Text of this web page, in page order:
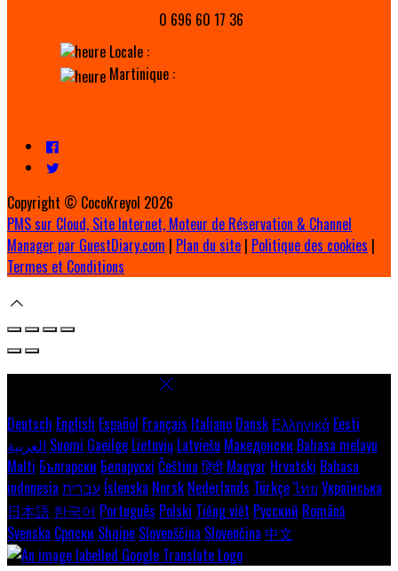
0 696 60 17 36
Locale :
Martinique :
Copyright © CocoKreyol 2026
PMS sur Cloud, Site Internet, Moteur de Réservation & Channel
Manager par GuestDiary.com | Plan du site | Politique des cookies |
Termes et Conditions
Deutsch English Español Français Italiano Dansk Ελληνικά Eesti
العربية Suomi Gaeilge Lietuvių Latviešu Македонски Bahasa melayu
Malti Български Беларускі Čeština हिंदी Magyar Hrvatski Bahasa
indonesia עברית Íslenska Norsk Nederlands Türkçeไทย Українська
日本語 한국어 Português Polski Tiếng việt Русский Română
Svenska Српски Shqipe Slovenščina Slovenčina 中文